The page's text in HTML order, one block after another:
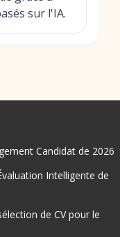
sur l'IA.
Candidat de 2026
Intelligente de
de CV pour le